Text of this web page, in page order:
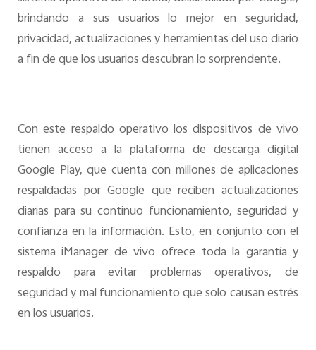
brindando a sus usuarios lo mejor en seguridad,
privacidad, actualizaciones y herramientas del uso diario
a fin de que los usuarios descubran lo sorprendente.
Con este respaldo operativo los dispositivos de vivo
tienen acceso a la plataforma de descarga digital
Google Play, que cuenta con millones de aplicaciones
respaldadas por Google que reciben actualizaciones
diarias para su continuo funcionamiento, seguridad y
confianza en la información. Esto, en conjunto con el
sistema iManager de vivo ofrece toda la garantía y
respaldo para evitar problemas operativos, de
seguridad y mal funcionamiento que solo causan estrés
en los usuarios.